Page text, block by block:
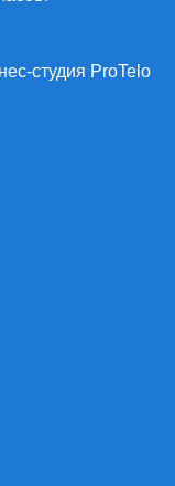
студия ProTelo